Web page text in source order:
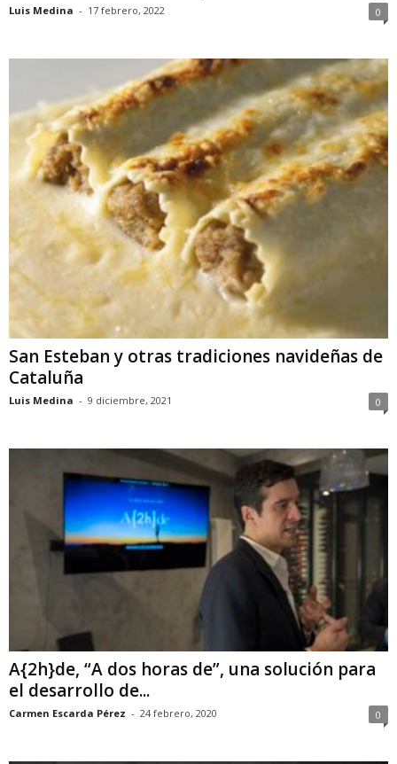
Luis Medina - 17 febrero, 2022 0
San Esteban y otras tradiciones navideñas de
Cataluña
Luis Medina - 9 diciembre, 2021 0
A{2h}de, “A dos horas de”, una solución para
el desarrollo de...
Carmen Escarda Pérez - 24 febrero, 2020 0